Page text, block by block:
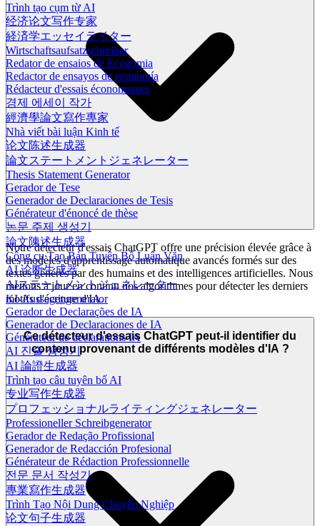
Trình tạo cụm từ AI
经济论文写作专家
経済学エッセイライター
Wirtschaftsaufsatzschreiber
Redator de ensaios de Economia
Redactor de ensayos de economía
Rédacteur d'essais économiques
경제 에세이 작가
經濟學論文寫作專家
Nhà viết bài luận Kinh tế
论文陈述生成器
論文ステートメントジェネレーター
Thesis Statement Generator
Gerador de Tese
Generador de Declaraciones de Tesis
Générateur d'énoncé de thèse
논문 주제 생성기
論文陳述生成器
Công cụ Tạo Bản Tuyên Bố Luận Văn
AI 论断生成器
AIステートメントジェネレーター
KI-Aussagengenerator
Gerador de Declarações de IA
Generador de Declaraciones de IA
Générateur de déclarations IA
AI 진술 생성기
AI 論證生成器
Trình tạo câu tuyên bố AI
专业写作生成器
プロフェッショナルライティングジェネレーター
Professioneller Schreibgenerator
Gerador de Redação Profissional
Generador de Redacción Profesional
Générateur de Rédaction Professionnelle
전문 문서 작성기
專業寫作生成器
Trình Tạo Nội Dung Chuyên Nghiệp
论文句子生成器
Notre détecteur d'essais ChatGPT offre une précision élevée grâce à
des modèles d'apprentissage automatique avancés formés sur des
textes générés par des humains et des intelligences artificielles. Nous
mettons à jour en continu nos algorithmes pour détecter les derniers
motifs d'écriture d'IA.
Ce détecteur d'essais ChatGPT peut-il identifier du
contenu provenant de différents modèles d'IA ?